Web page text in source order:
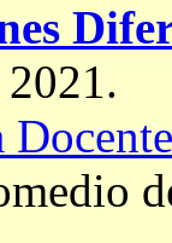
2021.
Docente